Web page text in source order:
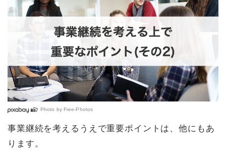
Photo by Free-Photos
事業継続を考えるうえで重要ポイントは、他にもあ
ります。